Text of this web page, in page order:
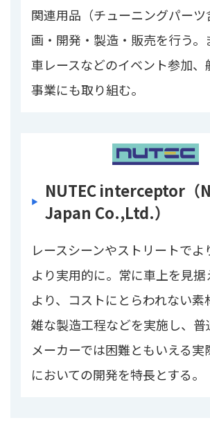
関連用品（チューニングパー
画・開発・製造・販売を行う。
車レースなどのイベント参加、
事業にも取り組む。
NUTEC interceptor（
Japan Co.,Ltd.）
レースシーンやストリートでよ
より実用的に。常に車上を見据
より、コストにとらわれない素
雑な製造工程などを実施し、普
メーカーでは困難ともいえる
においての開発を特長とする。